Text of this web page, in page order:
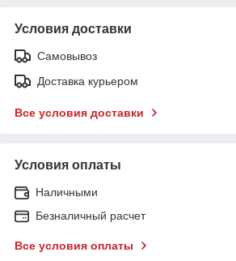
Условия доставки
Самовывоз
Доставка курьером
Все условия доставки
Условия оплаты
Наличными
Безналичный расчет
Все условия оплаты